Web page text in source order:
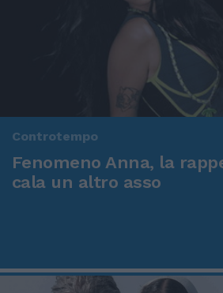
Controtempo
Fenomeno Anna, la
cala un altro asso